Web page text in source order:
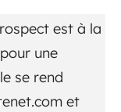
est à la
une
se rend
et